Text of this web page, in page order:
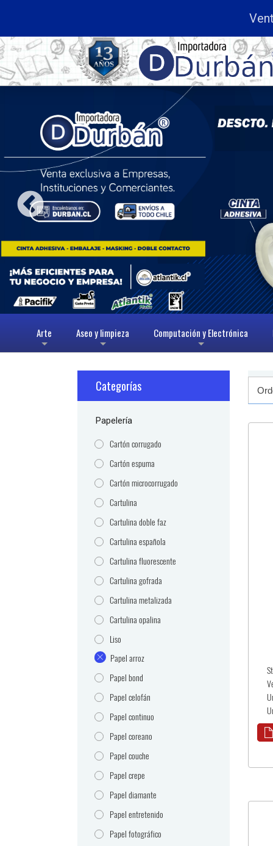
+
Arte
+
Aseo y limpieza
+
Computación y Electrónica
Categorías
Papelería
Cartón corrugado
Cartón espuma
Cartón microcorrugado
Cartulina
Cartulina doble faz
Cartulina española
Cartulina fluorescente
Cartulina gofrada
Cartulina metalizada
Cartulina opalina
Liso
Papel arroz
Papel bond
Papel celofán
Papel continuo
Papel coreano
Papel couche
Papel crepe
Papel diamante
Papel entretenido
Papel fotográfico